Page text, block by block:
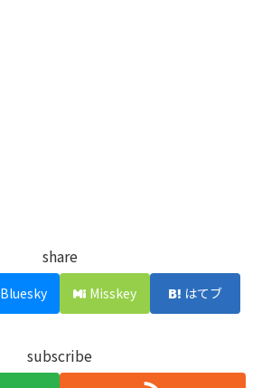
share
Bluesky Misskey はてブ
subscribe